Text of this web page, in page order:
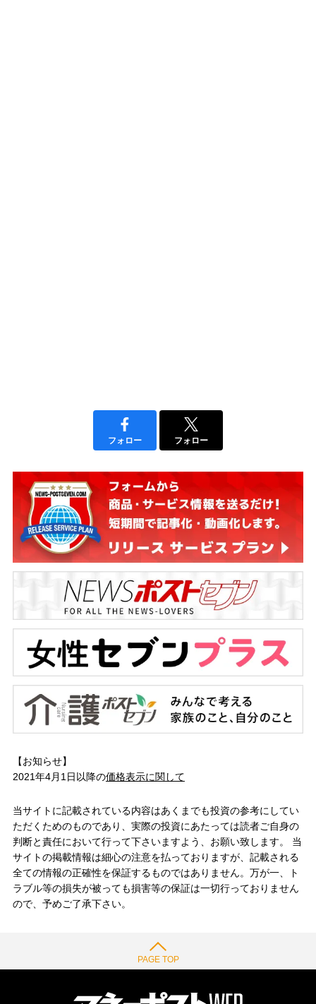
フォロー フォロー
【お知らせ】
2021年4月1日以降の価格表示に関して
当サイトに記載されている内容はあくまでも投資の参考にしてい
ただくためのものであり、実際の投資にあたっては読者ご自身の
判断と責任において行って下さいますよう、お願い致します。 当
サイトの掲載情報は細心の注意を払っておりますが、記載される
全ての情報の正確性を保証するものではありません。万が一、ト
ラブル等の損失が被っても損害等の保証は一切行っておりません
ので、予めご了承下さい。
PAGE TOP